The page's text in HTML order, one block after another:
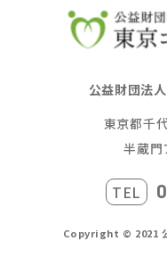
公益財団法
東京都千
半蔵門
Copyright © 2021 公